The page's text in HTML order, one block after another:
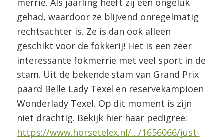
merrie. Als jaarling heeft zij een ongeluk
gehad, waardoor ze blijvend onregelmatig
rechtsachter is. Ze is dan ook alleen
geschikt voor de fokkerij! Het is een zeer
interessante fokmerrie met veel sport in de
stam. Uit de bekende stam van Grand Prix
paard Belle Lady Texel en reservekampioen
Wonderlady Texel. Op dit moment is zijn
niet drachtig. Bekijk hier haar pedigree:
https://www.horsetelex.nl/…/1656066/just-